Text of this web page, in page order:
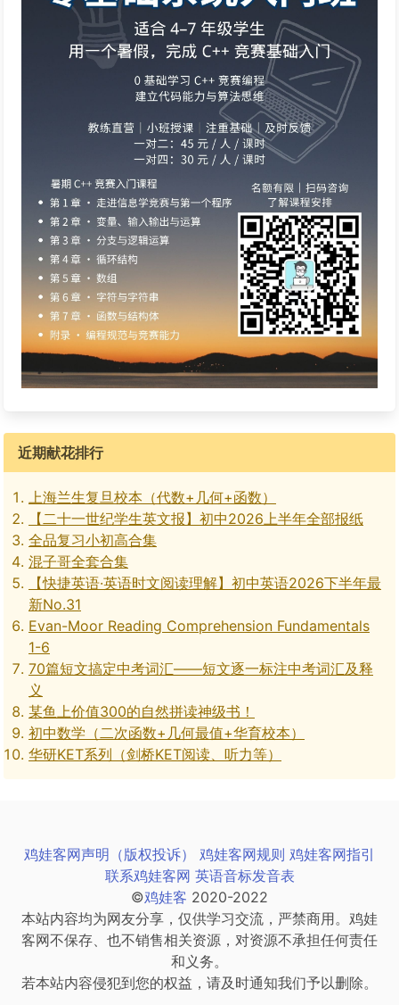
近期献花排行
上海兰生复旦校本（代数+几何+函数）
【二十一世纪学生英文报】初中2026上半年全部报纸
全品复习小初高合集
混子哥全套合集
【快捷英语·英语时文阅读理解】初中英语2026下半年最
新No.31
Evan-Moor Reading Comprehension Fundamentals
1-6
70篇短文搞定中考词汇——短文逐一标注中考词汇及释
义
某鱼上价值300的自然拼读神级书！
初中数学（二次函数+几何最值+华育校本）
华研KET系列（剑桥KET阅读、听力等）
鸡娃客网声明（版权投诉） 鸡娃客网规则 鸡娃客网指引
联系鸡娃客网 英语音标发音表
©鸡娃客 2020-2022
本站内容均为网友分享，仅供学习交流，严禁商用。鸡娃
客网不保存、也不销售相关资源，对资源不承担任何责任
和义务。
若本站内容侵犯到您的权益，请及时通知我们予以删除。